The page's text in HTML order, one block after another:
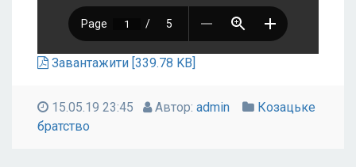
Завантажити [339.78 KB]
15.05.19 23:45 Автор: admin
Козацьке
братство